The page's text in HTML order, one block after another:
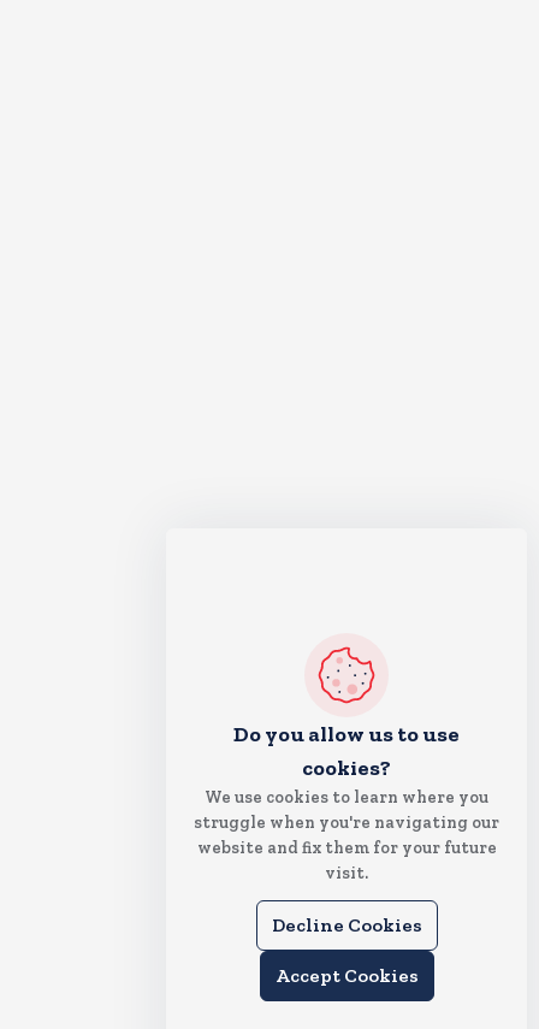
Do you allow us to use
cookies?
We use cookies to learn where you
struggle when you're navigating our
website and fix them for your future
visit.
Decline Cookies
Accept Cookies